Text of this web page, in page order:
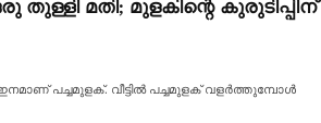
തുള്ളി മതി; മുളകിന്റെ കുരുടിപ്പിന്
ഇനമാണ് പച്ചമുളക്. വീട്ടിൽ പച്ചമുളക് വളര്‍ത്തുമ്പോൾ